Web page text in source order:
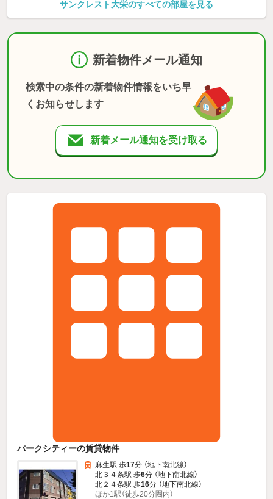
サンクレスト大栄のすべての部屋を見る
新着物件メール通知
検索中の条件の新着物件情報をいち早
くお知らせします
新着メール通知を受け取る
パークシティーの賃貸物件
麻生駅 歩17分 （地下南北線）
北３４条駅 歩6分 （地下南北線）
北２４条駅 歩16分 （地下南北線）
ほか1駅（徒歩20分圏内）